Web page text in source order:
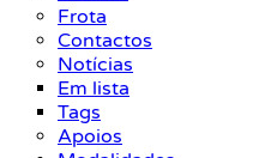
Frota
Contactos
Notícias
Em lista
Tags
Apoios